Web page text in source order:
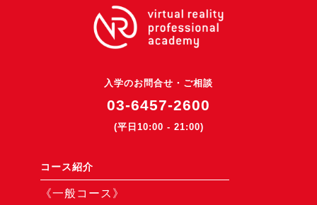
《最新プロダクト》
超体験★販促システム『XR Showcase Hub』2025年4月発売
バーチャルイベントプラットフォーム『MetaLiveStage』2025年
3D空間キャプチャーアプリ『Qoocan』
製造現場を革新する！『XR Worksupport Hub』開発中
>XR Museum『Artlogue』開発中
入学のお問合せ・ご相談
03-6457-2600
(平日10:00 - 21:00)
コース紹介
《一般コース》